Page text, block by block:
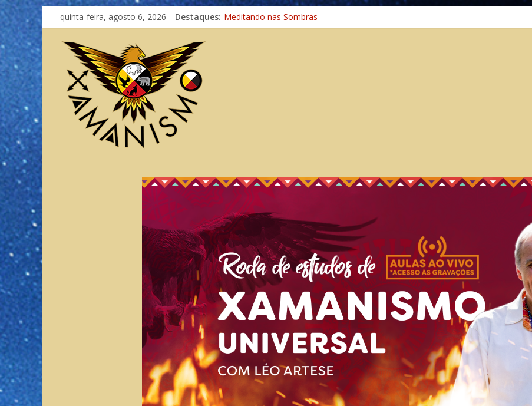
quinta-feira, agosto 6, 2026 Destaques: Meditando nas Sombras
Autosuficiência: A Jornada do Espírito Ancestral